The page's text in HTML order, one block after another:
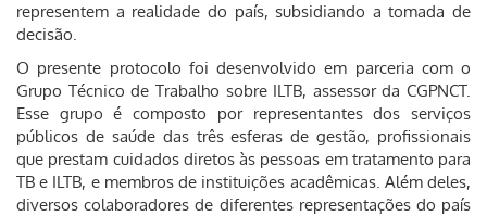
representem a realidade do país, subsidiando a tomada de
decisão.
O presente protocolo foi desenvolvido em parceria com o
Grupo Técnico de Trabalho sobre ILTB, assessor da CGPNCT.
Esse grupo é composto por representantes dos serviços
públicos de saúde das três esferas de gestão, profissionais
que prestam cuidados diretos às pessoas em tratamento para
TB e ILTB, e membros de instituições acadêmicas. Além deles,
diversos colaboradores de diferentes representações do país